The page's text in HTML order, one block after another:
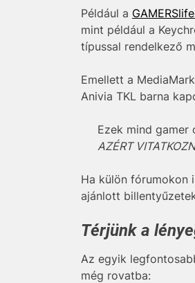
Például a
mint például a
típussal rendelkező
Emellett a
Anivia TKL barna
Ezek mind gamer
AZÉRT
Ha külön fórumokon
ajánlott
Térjünk a
Az egyik
még rovatba: